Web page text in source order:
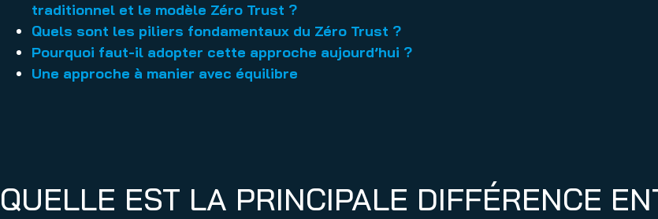
traditionnel et le modèle Zéro Trust ?
Quels sont les piliers fondamentaux du Zéro Trust ?
Pourquoi faut-il adopter cette approche aujourd’hui ?
Une approche à manier avec équilibre
QUELLE EST LA PRINCIPALE DIFFÉRENCE